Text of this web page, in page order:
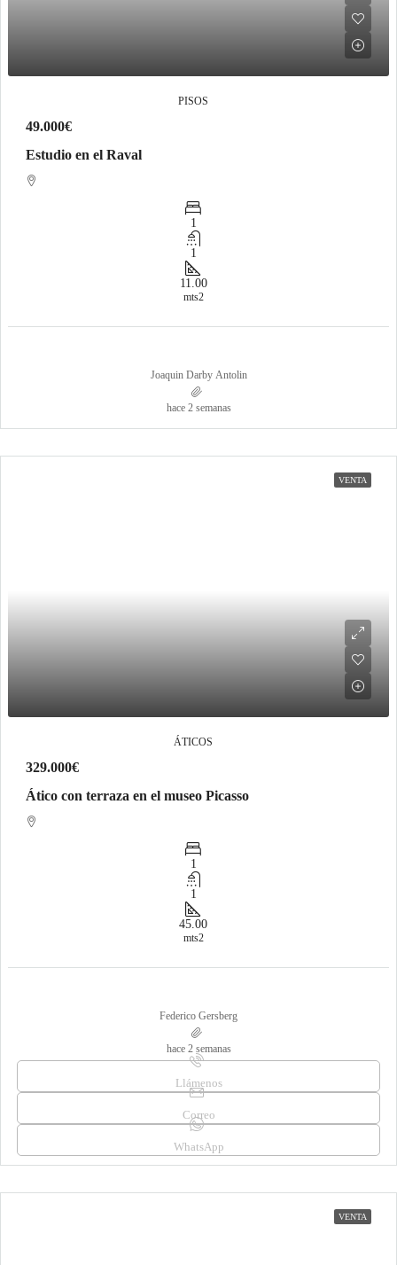
PISOS
49.000€
Estudio en el Raval
1
1
11.00
mts2
Joaquin Darby Antolin
hace 2 semanas
VENTA
ÁTICOS
329.000€
Ático con terraza en el museo Picasso
1
1
45.00
mts2
Federico Gersberg
hace 2 semanas
Llámenos
Correo
WhatsApp
VENTA